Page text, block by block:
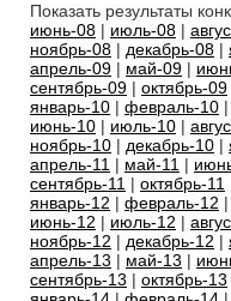
Показать результаты
июнь-08 | июль-08 |
ноябрь-08 | декабрь-08 |
апрель-09 | май-09 |
сентябрь-09 | октябрь-09
январь-10 | февраль-10 |
июнь-10 | июль-10 |
ноябрь-10 | декабрь-10 |
апрель-11 | май-11 |
сентябрь-11 | октябрь-11
январь-12 | февраль-12 |
июнь-12 | июль-12 |
ноябрь-12 | декабрь-12 |
апрель-13 | май-13 |
сентябрь-13 | октябрь-13